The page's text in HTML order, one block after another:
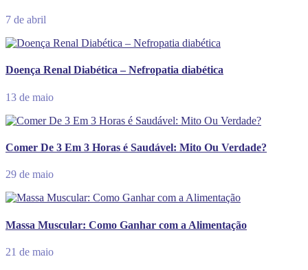
7 de abril
Doença Renal Diabética – Nefropatia diabética
13 de maio
Comer De 3 Em 3 Horas é Saudável: Mito Ou Verdade?
29 de maio
Massa Muscular: Como Ganhar com a Alimentação
21 de maio